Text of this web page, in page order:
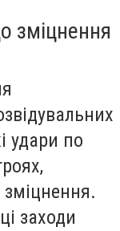
зміцнення
удари по
заходи